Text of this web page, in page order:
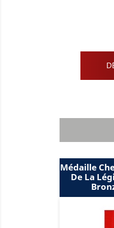
De L'Ordre
De